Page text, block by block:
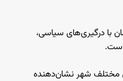
با درگیری‌های سیاسی،
مختلف شهر نشان‌دهنده